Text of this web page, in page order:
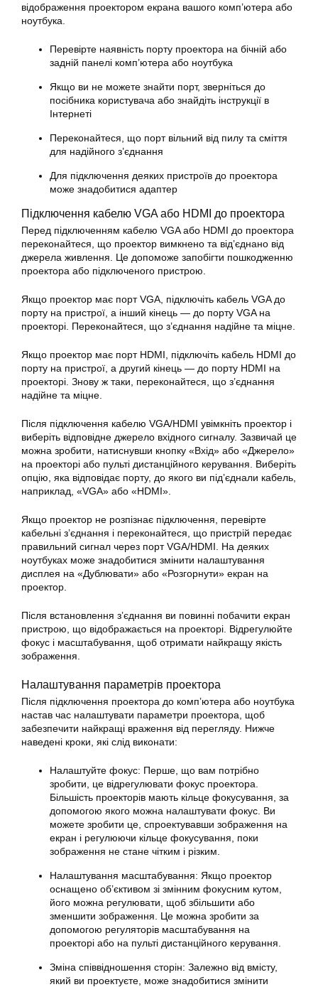
відображення проектором екрана вашого комп’ютера або
ноутбука.
Перевірте наявність порту проектора на бічній або
задній панелі комп’ютера або ноутбука
Якщо ви не можете знайти порт, зверніться до
посібника користувача або знайдіть інструкції в
Інтернеті
Переконайтеся, що порт вільний від пилу та сміття
для надійного з’єднання
Для підключення деяких пристроїв до проектора
може знадобитися адаптер
Підключення кабелю VGA або HDMI до проектора
Перед підключенням кабелю VGA або HDMI до проектора
переконайтеся, що проектор вимкнено та від’єднано від
джерела живлення. Це допоможе запобігти пошкодженню
проектора або підключеного пристрою.
Якщо проектор має порт VGA, підключіть кабель VGA до
порту на пристрої, а інший кінець — до порту VGA на
проекторі. Переконайтеся, що з’єднання надійне та міцне.
Якщо проектор має порт HDMI, підключіть кабель HDMI до
порту на пристрої, а другий кінець — до порту HDMI на
проекторі. Знову ж таки, переконайтеся, що з’єднання
надійне та міцне.
Після підключення кабелю VGA/HDMI увімкніть проектор і
виберіть відповідне джерело вхідного сигналу. Зазвичай це
можна зробити, натиснувши кнопку «Вхід» або «Джерело»
на проекторі або пульті дистанційного керування. Виберіть
опцію, яка відповідає порту, до якого ви під’єднали кабель,
наприклад, «VGA» або «HDMI».
Якщо проектор не розпізнає підключення, перевірте
кабельні з’єднання і переконайтеся, що пристрій передає
правильний сигнал через порт VGA/HDMI. На деяких
ноутбуках може знадобитися змінити налаштування
дисплея на «Дублювати» або «Розгорнути» екран на
проектор.
Після встановлення з’єднання ви повинні побачити екран
пристрою, що відображається на проекторі. Відрегулюйте
фокус і масштабування, щоб отримати найкращу якість
зображення.
Налаштування параметрів проектора
Після підключення проектора до комп’ютера або ноутбука
настав час налаштувати параметри проектора, щоб
забезпечити найкращі враження від перегляду. Нижче
наведені кроки, які слід виконати:
Налаштуйте фокус: Перше, що вам потрібно
зробити, це відрегулювати фокус проектора.
Більшість проекторів мають кільце фокусування, за
допомогою якого можна налаштувати фокус. Ви
можете зробити це, спроектувавши зображення на
екран і регулюючи кільце фокусування, поки
зображення не стане чітким і різким.
Налаштування масштабування: Якщо проектор
оснащено об’єктивом зі змінним фокусним кутом,
його можна регулювати, щоб збільшити або
зменшити зображення. Це можна зробити за
допомогою регуляторів масштабування на
проекторі або на пульті дистанційного керування.
Зміна співвідношення сторін: Залежно від вмісту,
який ви проектуєте, може знадобитися змінити